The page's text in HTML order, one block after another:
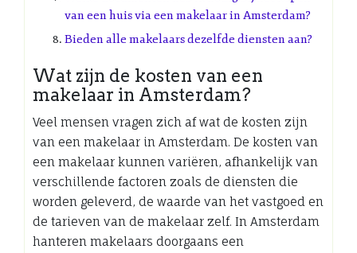
van een huis via een makelaar in Amsterdam?
Bieden alle makelaars dezelfde diensten aan?
Wat zijn de kosten van een
makelaar in Amsterdam?
Veel mensen vragen zich af wat de kosten zijn
van een makelaar in Amsterdam. De kosten van
een makelaar kunnen variëren, afhankelijk van
verschillende factoren zoals de diensten die
worden geleverd, de waarde van het vastgoed en
de tarieven van de makelaar zelf. In Amsterdam
hanteren makelaars doorgaans een